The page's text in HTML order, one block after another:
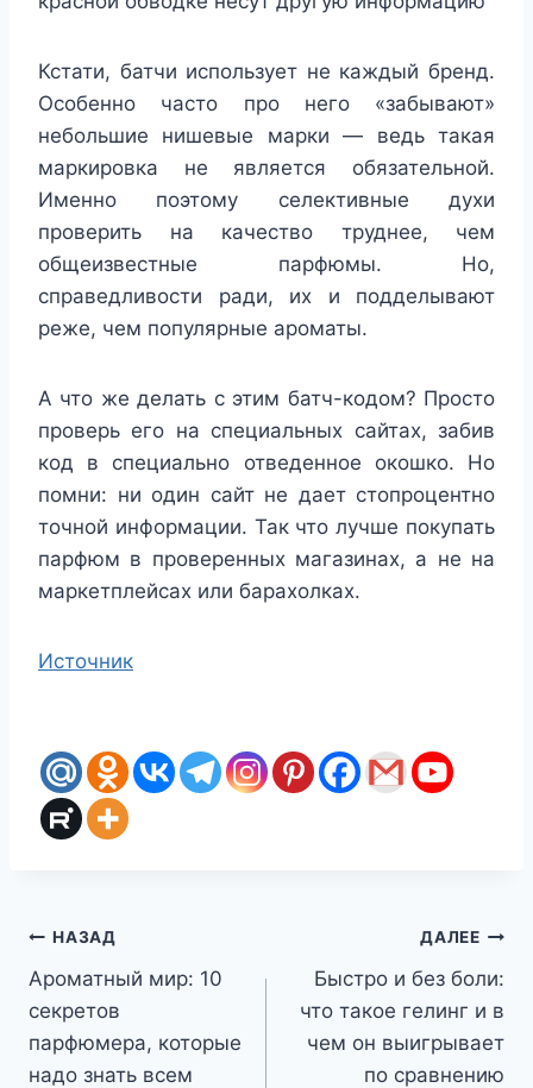
Кстати, батчи использует не каждый бренд.
Особенно часто про него «забывают»
небольшие нишевые марки — ведь такая
маркировка не является обязательной.
Именно поэтому селективные духи
проверить на качество труднее, чем
общеизвестные парфюмы. Но,
справедливости ради, их и подделывают
реже, чем популярные ароматы.
А что же делать с этим батч-кодом? Просто
проверь его на специальных сайтах, забив
код в специально отведенное окошко. Но
помни: ни один сайт не дает стопроцентно
точной информации. Так что лучше покупать
парфюм в проверенных магазинах, а не на
маркетплейсах или барахолках.
Источник
Навигация
по
записям
НАЗАД
Ароматный мир: 10
секретов
парфюмера, которые
надо знать всем
ДАЛЕЕ
Быстро и без боли:
что такое гелинг и в
чем он выигрывает
по сравнению